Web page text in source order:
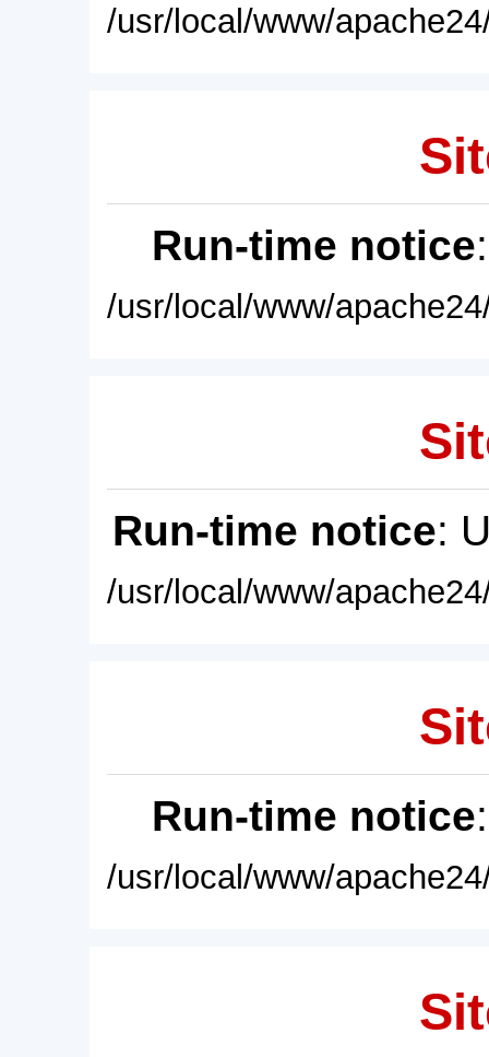
/usr/local/www/
Run-time notice
/usr/local/www/
Run-time notice:
/usr/local/www/
Run-time notice
/usr/local/www/